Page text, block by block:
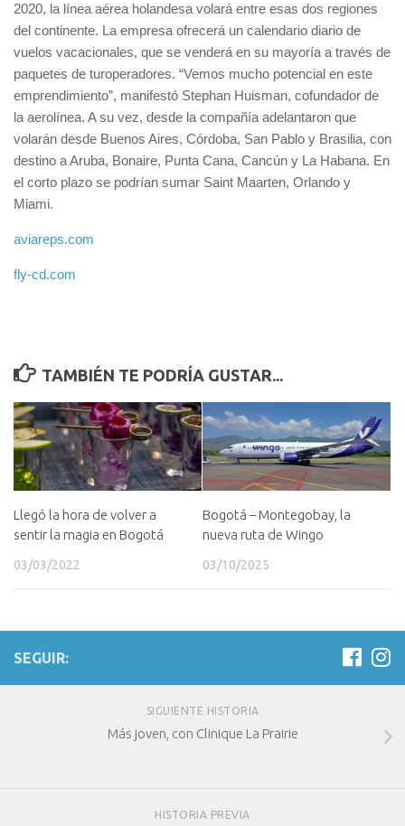
2020, la línea aérea holandesa volará entre esas dos regiones
del continente. La empresa ofrecerá un calendario diario de
vuelos vacacionales, que se venderá en su mayoría a través de
paquetes de turoperadores. “Vemos mucho potencial en este
emprendimiento”, manifestó Stephan Huisman, cofundador de
la aerolínea. A su vez, desde la compañía adelantaron que
volarán desde Buenos Aires, Córdoba, San Pablo y Brasilia, con
destino a Aruba, Bonaire, Punta Cana, Cancún y La Habana. En
el corto plazo se podrían sumar Saint Maarten, Orlando y
Miami.
aviareps.com
fly-cd.com
TAMBIÉN TE PODRÍA GUSTAR...
Llegó la hora de volver a
sentir la magia en Bogotá
03/03/2022
Bogotá – Montegobay, la
nueva ruta de Wingo
03/10/2025
SEGUIR:
SIGUIENTE HISTORIA
Más joven, con Clinique La Prairie
HISTORIA PREVIA